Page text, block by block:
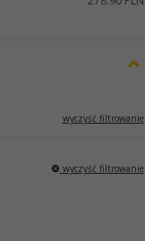
wyczyść filtrowanie
wyczyść filtrowanie